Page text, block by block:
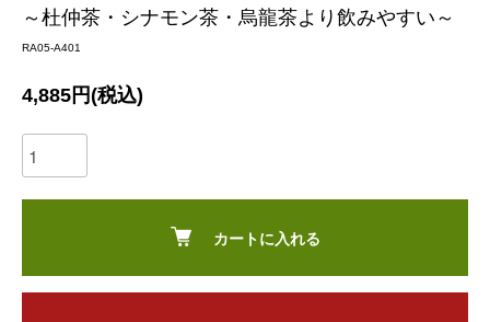
～杜仲茶・シナモン茶・烏龍茶より飲みやすい～
RA05-A401
4,885円(税込)
カートに入れる